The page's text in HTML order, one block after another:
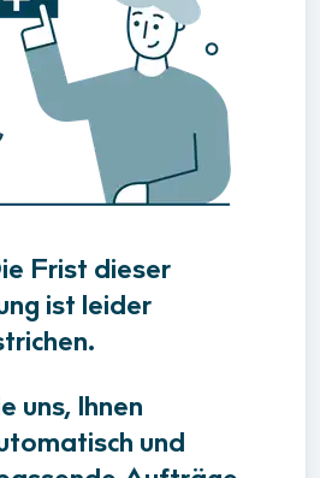
Frist dieser
ist leider
uns, Ihnen
und